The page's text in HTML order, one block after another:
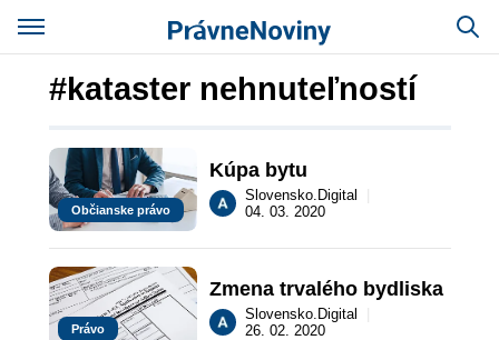
#kataster nehnuteľností
Občianske právo
Kúpa bytu
Slovensko.Digital
04. 03. 2020
Právo
Zmena trvalého bydliska
Slovensko.Digital
26. 02. 2020